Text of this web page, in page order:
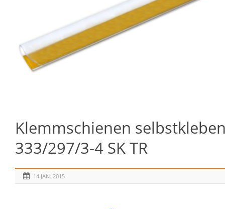
Klemmschienen
333/297/3-4 SK TR
14 JAN. 2015